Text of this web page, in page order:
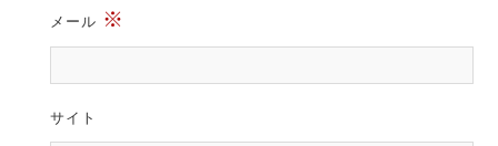
メール ※
サイト